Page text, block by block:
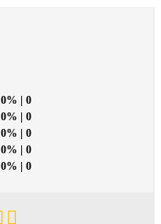
0% | 0
0% | 0
0% | 0
0% | 0
0% | 0